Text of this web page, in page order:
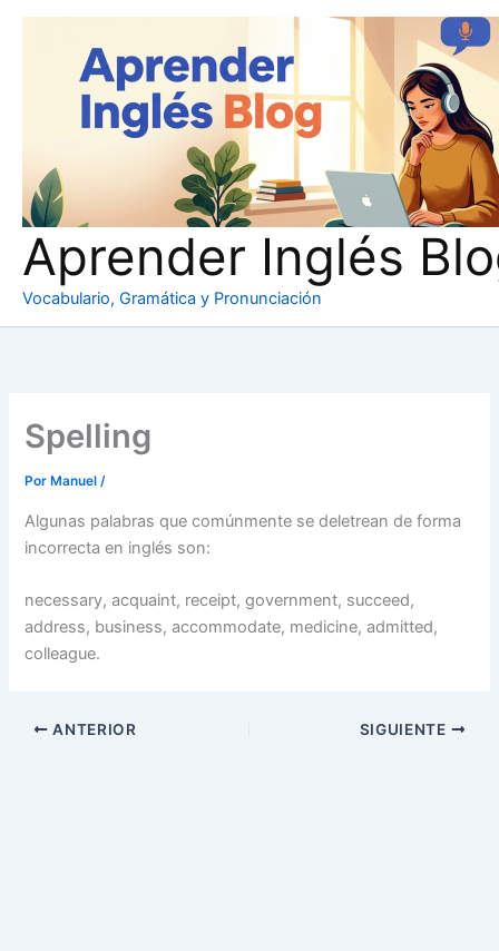
Aprender Inglés
Vocabulario, Gramática y Pronunciación
Spelling
Por Manuel/
Algunas palabras que comúnmente se deletrean de forma
incorrecta en inglés son:
necessary, acquaint, receipt, government, succeed,
address, business, accommodate, medicine, admitted,
colleague.
ANTERIOR SIGUIENTE